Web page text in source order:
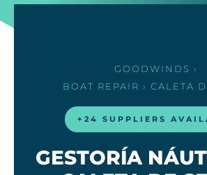
GOODWINDS ›
BOAT REPAIR › CALETA
+24 SUPPLIERS
GESTORÍA